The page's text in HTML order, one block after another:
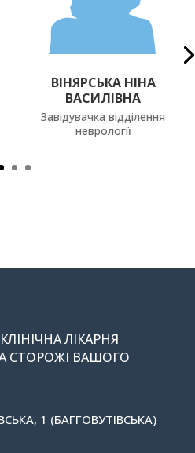
ВІНЯРСЬКА НІНА
ВАСИЛІВНА
Завідувачка відділення
неврології
ЛІКАРНЯ
СТОРОЖІ ВАШОГО
1 (БАГГОВУТІВСЬКА)